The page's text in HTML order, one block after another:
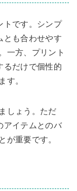
トです。シンプ
とも合わせやす
一方、プリント
るだけで個性的
す。
しょう。ただ
アイテムとのバ
が重要です。